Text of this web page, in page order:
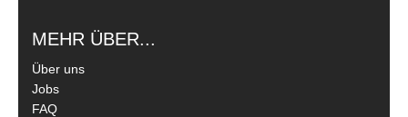
MEHR ÜBER...
Über uns
Jobs
FAQ